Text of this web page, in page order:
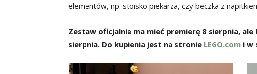
elementów, np. stoisko piekarza, czy beczka z
Zestaw oficjalnie ma mieć premierę 8 sierpnia, ale
sierpnia. Do kupienia jest na stronie LEGO.com i w